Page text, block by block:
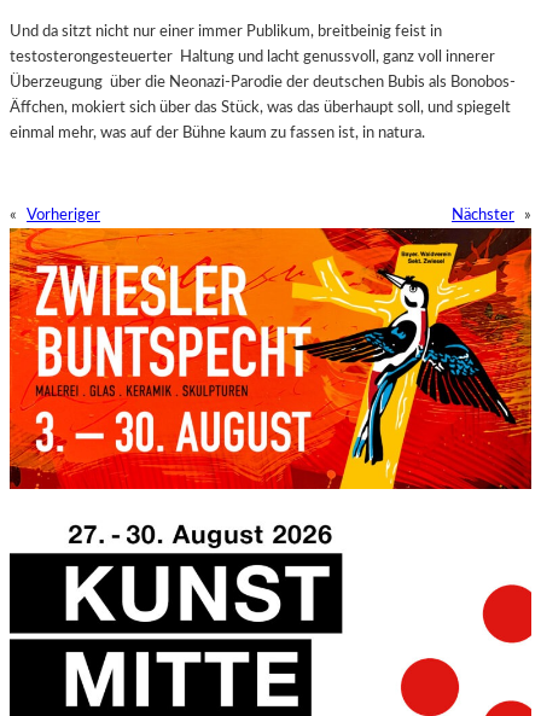
Und da sitzt nicht nur einer immer Publikum, breitbeinig feist in
testosterongesteuerter Haltung und lacht genussvoll, ganz voll innerer
Überzeugung über die Neonazi-Parodie der deutschen Bubis als Bonobos-
Äffchen, mokiert sich über das Stück, was das überhaupt soll, und spiegelt
einmal mehr, was auf der Bühne kaum zu fassen ist, in natura.
« Vorheriger Nächster »